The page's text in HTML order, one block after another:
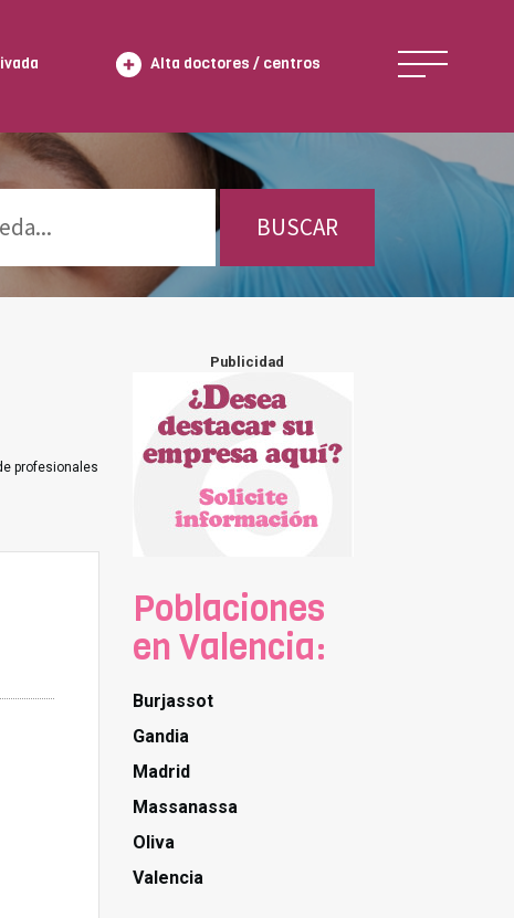
Alta doctores / centros
BUSCAR
profesionales
Publicidad
Poblaciones
en Valencia:
Burjassot
Gandia
Madrid
Massanassa
Oliva
Valencia